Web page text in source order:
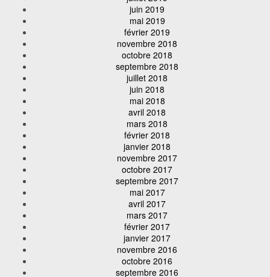
juin 2019
mai 2019
février 2019
novembre 2018
octobre 2018
septembre 2018
juillet 2018
juin 2018
mai 2018
avril 2018
mars 2018
février 2018
janvier 2018
novembre 2017
octobre 2017
septembre 2017
mai 2017
avril 2017
mars 2017
février 2017
janvier 2017
novembre 2016
octobre 2016
septembre 2016